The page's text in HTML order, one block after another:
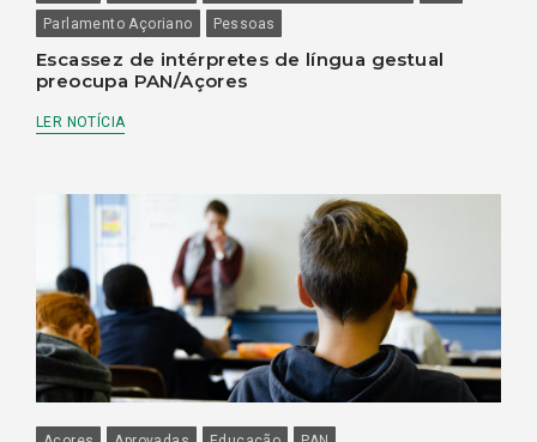
Parlamento Açoriano
Pessoas
Escassez de intérpretes de língua gestual
preocupa PAN/Açores
LER NOTÍCIA